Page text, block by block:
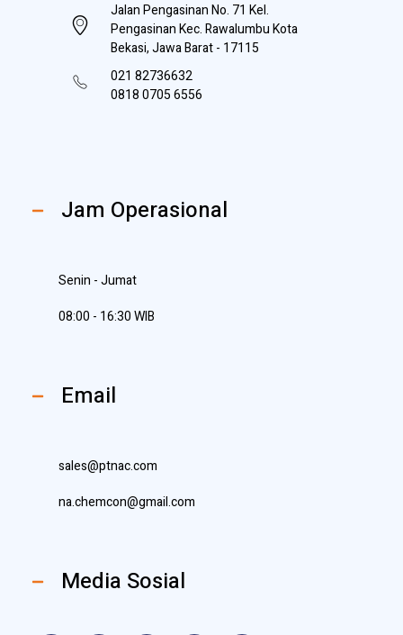
Jalan Pengasinan No. 71 Kel.
Pengasinan Kec. Rawalumbu Kota
Bekasi, Jawa Barat - 17115
021 82736632
0818 0705 6556
Jam Operasional
Senin - Jumat
08:00 - 16:30 WIB
Email
sales@ptnac.com
na.chemcon@gmail.com
Media Sosial